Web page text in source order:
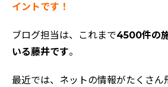
イントです！
ブログ担当は、これまで4500件の
いる藤井です。
最近では、ネットの情報がたくさん